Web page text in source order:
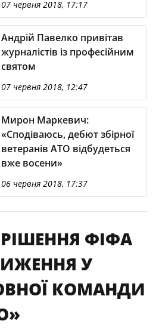
07 червня 2018, 17:17
Андрій Павелко привітав
журналістів із професійним
святом
07 червня 2018, 12:47
Мирон Маркевич:
«Сподіваюсь, дебют збірної
ветеранів АТО відбудеться
вже восени»
06 червня 2018, 17:37
ФІФА
У
КОМАНДИ